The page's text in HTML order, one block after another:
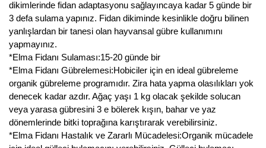
dikimlerinde fidan adaptasyonu sağlayıncaya kadar 5 günde bir
3 defa sulama yapınız. Fidan dikiminde kesinlikle doğru bilinen
yanlışlardan bir tanesi olan hayvansal gübre kullanımını
yapmayınız.
*Elma Fidanı Sulaması:15-20 günde bir
*Elma Fidanı Gübrelemesi:Hobiciler için en ideal gübreleme
organik gübreleme programıdır. Zira hata yapma olasılıkları yok
denecek kadar azdır. Ağaç yaşı 1 kg olacak şekilde solucan
veya yarasa gübresini 3 e bölerek kışın, bahar ve yaz
dönemlerinde bitki toprağına karıştırarak verebilirsiniz.
*Elma Fidanı Hastalık ve Zararlı Mücadelesi:Organik mücadele